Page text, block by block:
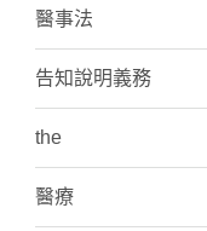
醫事法
告知說明義務
the
醫療